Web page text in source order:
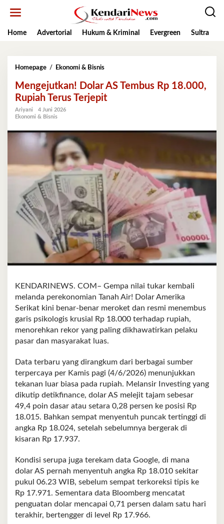
Home
Advertorial Hukum & Kriminal Evergreen Sultra
Homepage / Ekonomi & BisnisMengejutkan!
AS
Tembus
Rp
Terus
Mengejutkan! Dolar AS Tembus Rp 18.000,
Rupiah Terus Terjepit
Ariyani
4 Juni 2026
Ekonomi & Bisnis
KENDARINEWS. COM– Gempa nilai tukar kembali
melanda perekonomian Tanah Air! Dolar Amerika
Serikat kini benar‑benar meroket dan resmi menembus
garis psikologis krusial Rp 18.000 terhadap rupiah,
menorehkan rekor yang paling dikhawatirkan pelaku
pasar dan masyarakat luas.
Data terbaru yang dirangkum dari berbagai sumber
terpercaya per Kamis pagi (4/6/2026) menunjukkan
tekanan luar biasa pada rupiah. Melansir Investing yang
dikutip detikfinance, dolar AS melejit tajam sebesar
49,4 poin dasar atau setara 0,28 persen ke posisi Rp
18.015. Bahkan sempat menyentuh puncak tertinggi di
angka Rp 18.024, setelah sebelumnya bergerak di
kisaran Rp 17.937.
Kondisi serupa juga terekam data Google, di mana
dolar AS pernah menyentuh angka Rp 18.010 sekitar
pukul 06.23 WIB, sebelum sempat terkoreksi tipis ke
Rp 17.971. Sementara data Bloomberg mencatat
penguatan dolar mencapai 0,71 persen dalam satu hari
terakhir, bertengger di level Rp 17.966.